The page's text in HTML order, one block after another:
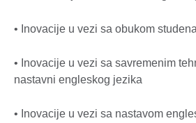
• Inovacije u vezi sa obukom
• Inovacije u vezi sa savremenim
nastavni engleskog jezika
• Inovacije u vezi sa nastavom